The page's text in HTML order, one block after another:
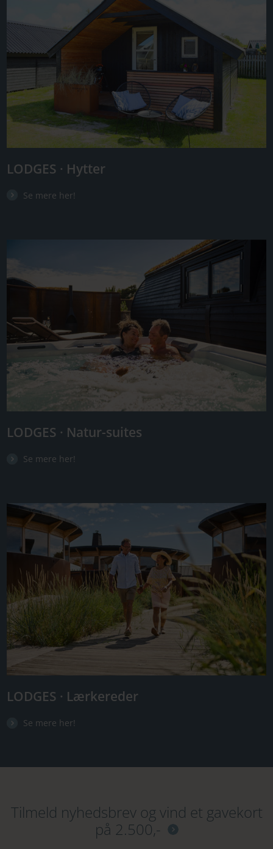
LODGES · Hytter
Se mere her!
LODGES · Natur-suites
Se mere her!
LODGES · Lærkereder
Se mere her!
Tilmeld nyhedsbrev og vind et gavekort
på 2.500,-